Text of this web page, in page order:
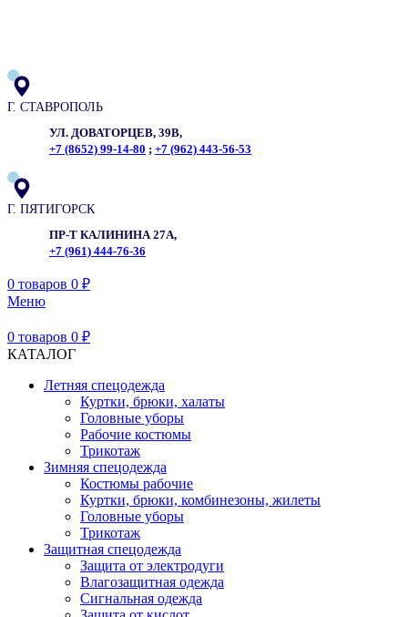
Г. СТАВРОПОЛЬ
УЛ. ДОВАТОРЦЕВ, 39В,
+7 (8652) 99-14-80 ; +7 (962) 443-56-53
Г. ПЯТИГОРСК
ПР-Т КАЛИНИНА 27А,
+7 (961) 444-76-36
0 товаров 0 ₽
Меню
0 товаров 0 ₽
КАТАЛОГ
Летняя спецодежда
Куртки, брюки, халаты
Головные уборы
Рабочие костюмы
Трикотаж
Зимняя спецодежда
Костюмы рабочие
Куртки, брюки, комбинезоны, жилеты
Головные уборы
Трикотаж
Защитная спецодежда
Защита от электродуги
Влагозащитная одежда
Сигнальная одежда